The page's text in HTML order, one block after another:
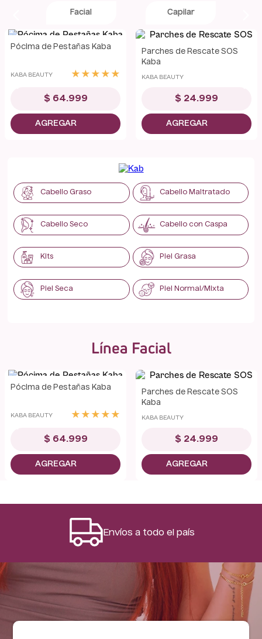
Facial Capilar
Best Seller
Pócima de Pestañas Kaba
KABA BEAUTY ★ ★ ★ ★ ★
$ 64.999
Parches de Rescate SOS
Kaba
KABA BEAUTY
$ 24.999
Cabello Graso Cabello Maltratado
Cabello Seco Cabello con Caspa
Kits Piel Grasa
Piel Seca Piel Normal/Mixta
Línea Facial
Best Seller
Pócima de Pestañas Kaba
KABA BEAUTY ★ ★ ★ ★ ★
$ 64.999
Parches de Rescate SOS
Kaba
KABA BEAUTY
$ 24.999
Envíos a todo el país